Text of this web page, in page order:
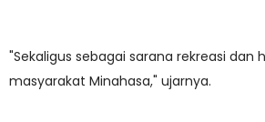
"Sekaligus sebagai sarana rekreasi dan
masyarakat Minahasa," ujarnya.